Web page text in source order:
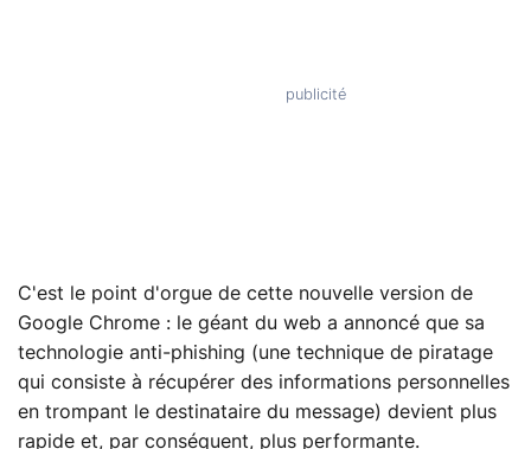
C'est le point d'orgue de cette nouvelle version de
Google Chrome : le géant du web a annoncé que sa
technologie anti-phishing (une technique de piratage
qui consiste à récupérer des informations personnelles
en trompant le destinataire du message) devient plus
rapide et, par conséquent, plus performante.